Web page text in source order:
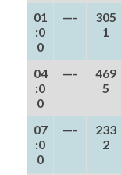
01
:0
0
—-
305
1
04
:0
0
—-
469
5
07
:0
0
—-
233
2